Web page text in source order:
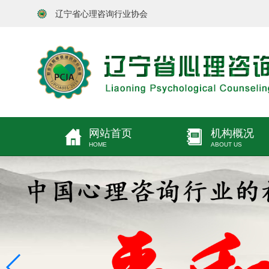
辽宁省心理咨询行业协会
网站首页
HOME
机构概况
ABOUT US